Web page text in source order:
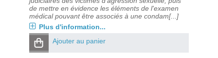
de mettre en évidence les éléments de l'examen
médical pouvant être associés à une condam[...]
Plus d'information...
Ajouter au panier